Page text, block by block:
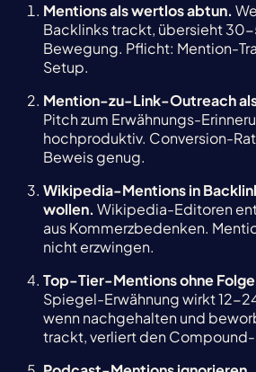
Mentions als wertlos abtun.
Backlinks trackt, übersieht
Bewegung. Pflicht: Mention-
Setup.
Mention-zu-Link-Outreach
Pitch zum Erwähnungs-
hochproduktiv. Conversion-
Beweis genug.
Wikipedia-Mentions in
wollen. Wikipedia-Editoren
aus Kommerzbedenken.
nicht erzwingen.
Top-Tier-Mentions ohne
Spiegel-Erwähnung wirkt 12-
wenn nachgehalten und
trackt, verliert den